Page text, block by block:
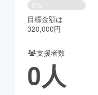
チャレンジ
CAMPFIRE Creation
0%
目標金額は
320,000円
支援者数
0人